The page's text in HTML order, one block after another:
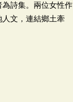
詩集。兩位女性作
文，連結鄉土牽